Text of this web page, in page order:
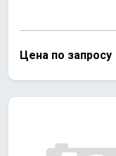
Цена по запросу